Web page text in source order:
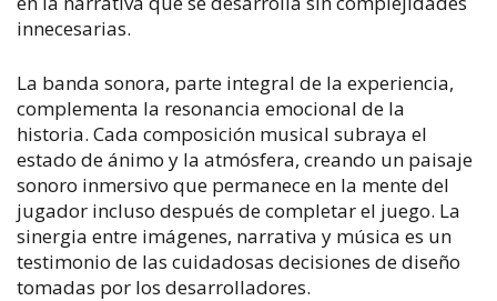
innecesarias.
La banda sonora, parte integral de la experiencia,
complementa la resonancia emocional de la
historia. Cada composición musical subraya el
estado de ánimo y la atmósfera, creando un paisaje
sonoro inmersivo que permanece en la mente del
jugador incluso después de completar el juego. La
sinergia entre imágenes, narrativa y música es un
testimonio de las cuidadosas decisiones de diseño
tomadas por los desarrolladores.